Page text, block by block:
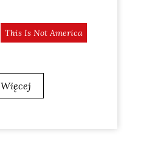
This Is Not America
Więcej